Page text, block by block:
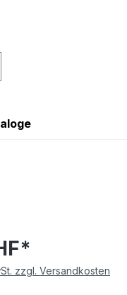
zzgl. Versandkosten